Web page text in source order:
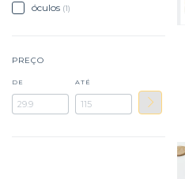
óculos (1)
PREÇO
DE ATÉ